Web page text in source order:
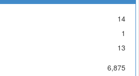
14
1
13
6,875